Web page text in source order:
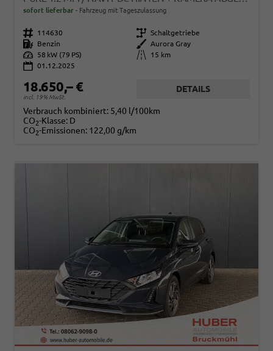
sofort lieferbar Fahrzeug mit Tageszulassung
Fahrzeugnr. 114630 Getriebe Schaltgetriebe
Kraftstoff
Benzin Außenfarbe
Aurora Gray
Leistung
58 kW (79 PS) Kilometerstand
15 km
01.12.2025
18.650,– €
incl. 19% MwSt.
DETAILS
Verbrauch kombiniert: 5,40 l/100km
CO2-Klasse: D
CO2-Emissionen: 122,00 g/km